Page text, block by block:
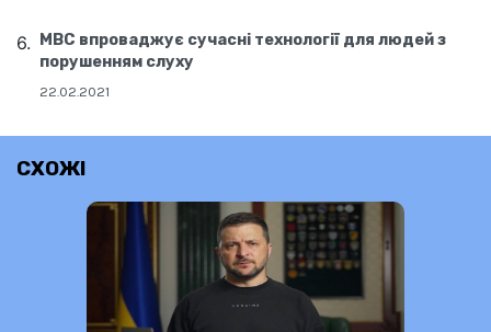
МВС впроваджує сучасні технології для людей з
порушенням слуху
22.02.2021
СХОЖІ